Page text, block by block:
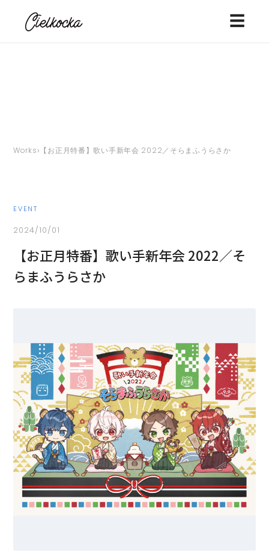
☰
Works› 【お正月特番】歌い手新年会 2022／そらまふうらさか
EVENT
2024/10/01
【お正月特番】歌い手新年会 2022／そ
らまふうらさか